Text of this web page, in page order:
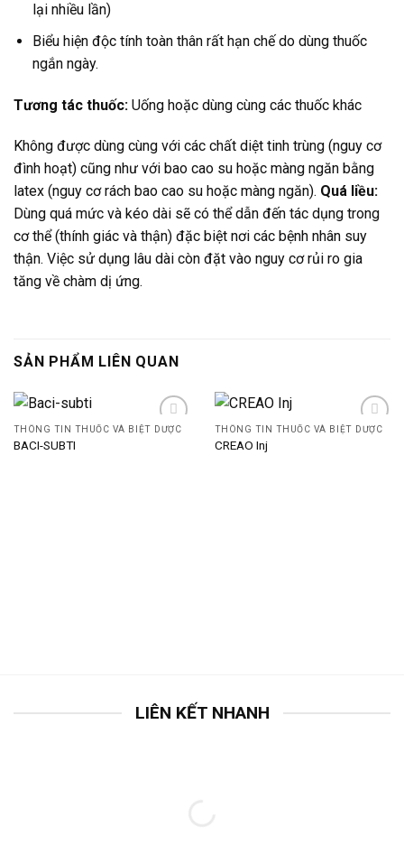
lại nhiều lần)
Biểu hiện độc tính toàn thân rất hạn chế do dùng thuốc
ngắn ngày.
Tương tác thuốc: Uống hoặc dùng cùng các thuốc khác
Không được dùng cùng với các chất diệt tinh trùng (nguy cơ
đình hoạt) cũng như với bao cao su hoặc màng ngăn bằng
latex (nguy cơ rách bao cao su hoặc màng ngăn). Quá liều:
Dùng quá mức và kéo dài sẽ có thể dẫn đến tác dụng trong
cơ thể (thính giác và thận) đặc biệt nơi các bệnh nhân suy
thận. Việc sử dụng lâu dài còn đặt vào nguy cơ rủi ro gia
tăng về chàm dị ứng.
SẢN PHẨM LIÊN QUAN
THÔNG TIN THUỐC VÀ BIỆT DƯỢC
BACI-SUBTI
THÔNG TIN THUỐC VÀ BIỆT DƯỢC
CREAO Inj
LIÊN KẾT NHANH